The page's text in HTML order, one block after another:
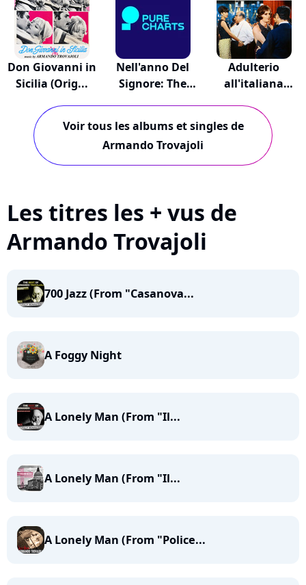
Don Giovanni in
Sicilia (Orig...
Nell'anno Del
Signore: The
Adulterio
all'italiana
Voir tous les albums et singles de
Armando Trovajoli
Les titres les + vus de
Armando Trovajoli
700 Jazz (From "Casanova...
A Foggy Night
A Lonely Man (From "Il...
A Lonely Man (From "Il...
A Lonely Man (From "Police...